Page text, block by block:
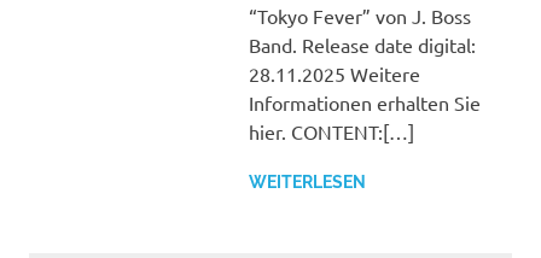
“Tokyo Fever” von J. Boss
Band. Release date digital:
28.11.2025 Weitere
Informationen erhalten Sie
hier. CONTENT:[…]
WEITERLESEN